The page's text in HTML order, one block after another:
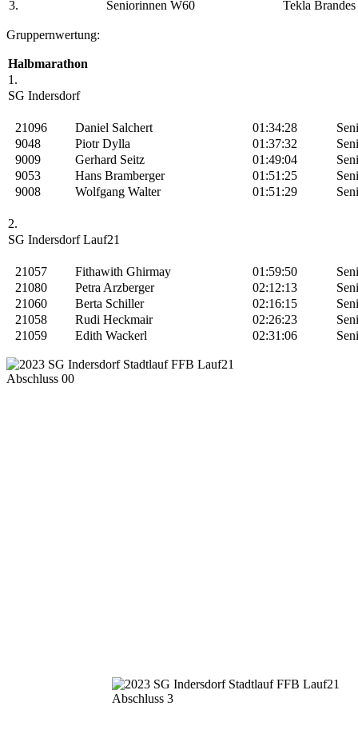
3. Seniorinnen W60 Tekla Brandes
Gruppernwertung:
Halbmarathon
1.
SG Indersdorf
21096 Daniel Salchert 01:34:28
9048
Piotr Dylla 01:37:32
9009
Gerhard Seitz 01:49:04
9053
Hans Bramberger 01:51:25
9008
Wolfgang Walter 01:51:29
2.
SG Indersdorf Lauf21
21057 Fithawith Ghirmay 01:59:50
21080
Petra Arzberger 02:12:13
21060
Berta Schiller 02:16:15
21058
Rudi Heckmair 02:26:23
21059
Edith Wackerl 02:31:06